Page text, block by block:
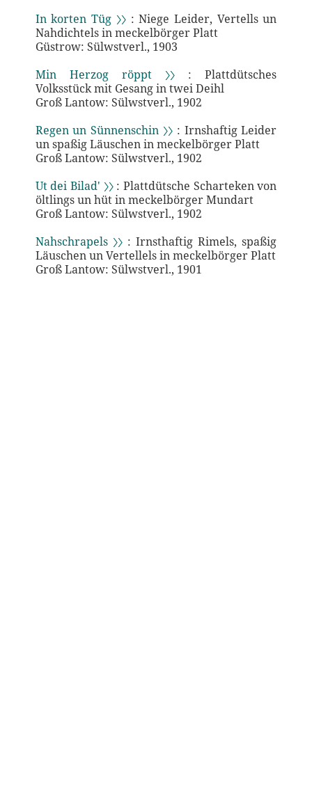
In korten Tüg 〉〉: Niege Leider, Vertells un
Nahdichtels in meckelbörger Platt
Güstrow: Sülwstverl., 1903
Min Herzog röppt 〉〉 : Plattdütsches
Volksstück mit Gesang in twei Deihl
Groß Lantow: Sülwstverl., 1902
Regen un Sünnenschin 〉〉 : Irnshaftig Leider
un spaßig Läuschen in meckelbörger Platt
Groß Lantow: Sülwstverl., 1902
Ut dei Bilad' 〉〉: Plattdütsche Scharteken von
öltlings un hüt in meckelbörger Mundart
Groß Lantow: Sülwstverl., 1902
Nahschrapels 〉〉: Irnsthaftig Rimels, spaßig
Läuschen un Vertellels in meckelbörger Platt
Groß Lantow: Sülwstverl., 1901